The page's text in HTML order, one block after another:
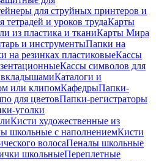
для струйных принтеров и
и уроков трудаКарты
из пластика и тканиКарты Мира
и инструментыПапки на
на резинках пластиковыеКассы
Кассы символов для
Каталоги и
или клипомКафедрыПапки-
для цветовПапки-регистраторы
уголки
Кисти художественные из
школьные с наполнениемКисти
волосаПеналы школьные
школьныеПереплетные